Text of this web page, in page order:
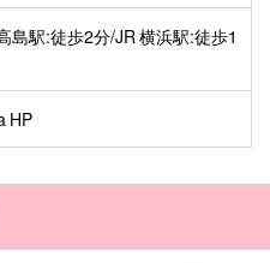
島駅:徒歩2分/JR 横浜駅:徒歩1
HP